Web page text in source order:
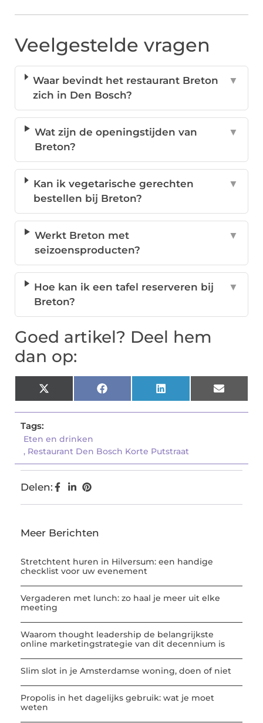
Veelgestelde vragen
Waar bevindt het restaurant Breton
zich in Den Bosch?
▼
Wat zijn de openingstijden van
Breton?
▼
Kan ik vegetarische gerechten
bestellen bij Breton?
▼
Werkt Breton met
seizoensproducten?
▼
Hoe kan ik een tafel reserveren bij
Breton?
▼
Goed artikel? Deel hem
dan op:
X
(Twitter)
Facebook LinkedIn Email
Tags:
Eten en drinken
, Restaurant Den Bosch Korte Putstraat
Delen:
Meer Berichten
Stretchtent huren in Hilversum: een handige
checklist voor uw evenement
Vergaderen met lunch: zo haal je meer uit elke
meeting
Waarom thought leadership de belangrijkste
online marketingstrategie van dit decennium is
Slim slot in je Amsterdamse woning, doen of niet
Propolis in het dagelijks gebruik: wat je moet
weten